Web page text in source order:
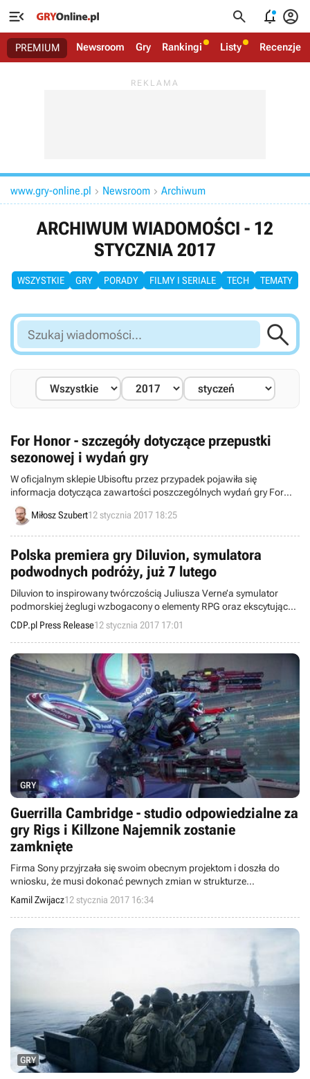
   
PREMIUM Newsroom Gry Rankingi Listy Recenzje
www.gry-online.pl  Newsroom  Archiwum
ARCHIWUM WIADOMOŚCI - 12
STYCZNIA 2017
WSZYSTKIE GRY PORADY FILMY I SERIALE TECH TEMATY
Szukaj
wiadomości...

For Honor - szczegóły dotyczące przepustki
sezonowej i wydań gry
W oficjalnym sklepie Ubisoftu przez przypadek pojawiła się
informacja dotycząca zawartości poszczególnych wydań gry For
Honor. Poznaliśmy również szczegóły na temat przepustki
sezonowej.
Miłosz Szubert12 stycznia 2017 18:25
Polska premiera gry Diluvion, symulatora
podwodnych podróży, już 7 lutego
Diluvion to inspirowany twórczością Juliusza Verne’a symulator
podmorskiej żeglugi wzbogacony o elementy RPG oraz ekscytujący
system podwodnych starć. Dystrybutorem gry jest cdp.pl.
CDP.pl Press Release12 stycznia 2017 17:01
GRY
Guerrilla Cambridge - studio odpowiedzialne za
gry Rigs i Killzone Najemnik zostanie
zamknięte
Firma Sony przyjrzała się swoim obecnym projektom i doszła do
wniosku, że musi dokonać pewnych zmian w strukturze
europejskich studiów. W związku z tym postanowiono zamknąć
Guerrilla Cambridge, odpowiadające za gry Rigs i Killzone Najemnik.
Kamil Zwijacz12 stycznia 2017 16:34
GRY